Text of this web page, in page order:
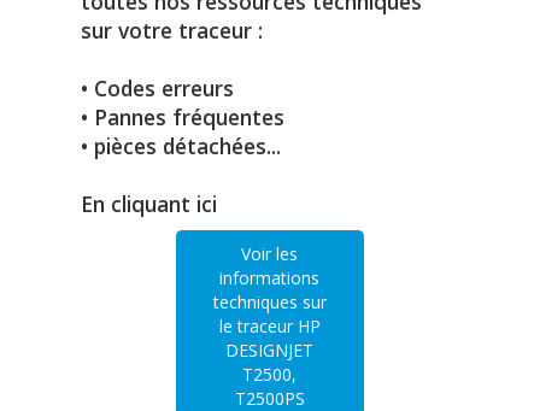
sur votre traceur :
• Codes erreurs
• Pannes fréquentes
• pièces détachées...
En cliquant ici
Voir les
informations
techniques sur
le traceur HP
DESIGNJET
T2500,
T2500PS